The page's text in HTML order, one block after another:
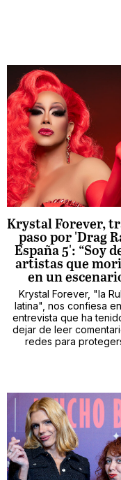
Krystal Forever,
paso por 'Drag
España 5': “Soy
artistas que
en un
Krystal Forever, "la
latina", nos confiesa
entrevista que ha
dejar de leer
redes para